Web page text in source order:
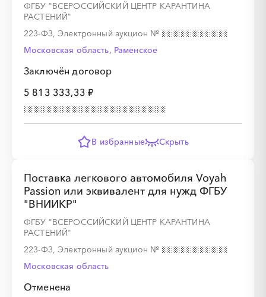
ФГБУ "ВСЕРОССИЙСКИЙ ЦЕНТР КАРАНТИНА
РАСТЕНИЙ"
223-ФЗ, Электронный аукцион №
Московская область, Раменское
Заключён договор
5 813 333,33 ₽
В избранные Скрыть
Поставка легкового автомобиля Voyah
Passion или эквивалент для нужд ФГБУ
"ВНИИКР"
ФГБУ "ВСЕРОССИЙСКИЙ ЦЕНТР КАРАНТИНА
РАСТЕНИЙ"
223-ФЗ, Электронный аукцион №
Московская область
Отменена